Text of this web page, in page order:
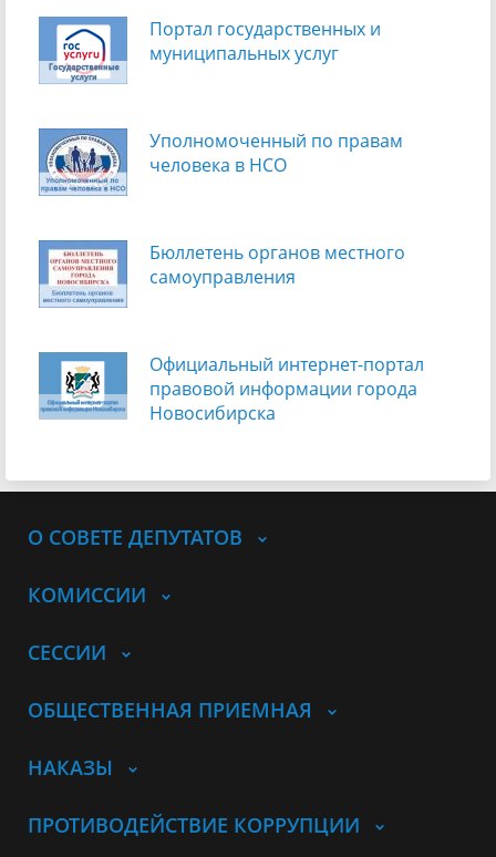
Портал государственных и
муниципальных услуг
Уполномоченный по правам
человека в НСО
Бюллетень органов местного
самоуправления
Официальный интернет-портал
правовой информации города
Новосибирска
О СОВЕТЕ ДЕПУТАТОВ
КОМИССИИ
СЕССИИ
ОБЩЕСТВЕННАЯ ПРИЕМНАЯ
НАКАЗЫ
ПРОТИВОДЕЙСТВИЕ КОРРУПЦИИ